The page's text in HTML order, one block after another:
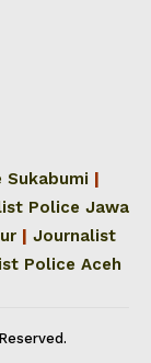
|
Police Jawa
| Journalist
Police Aceh